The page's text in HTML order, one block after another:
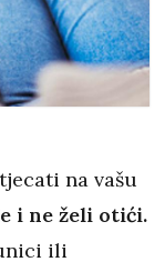
na vašu
i ne želi otići.
ili